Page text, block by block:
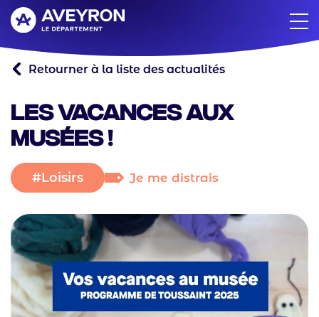
Aller
au
contenu
principal
Retourner à la liste des actualités
Les vacances aux
Musées !
Loisirs
Catégorie
Je me distrais